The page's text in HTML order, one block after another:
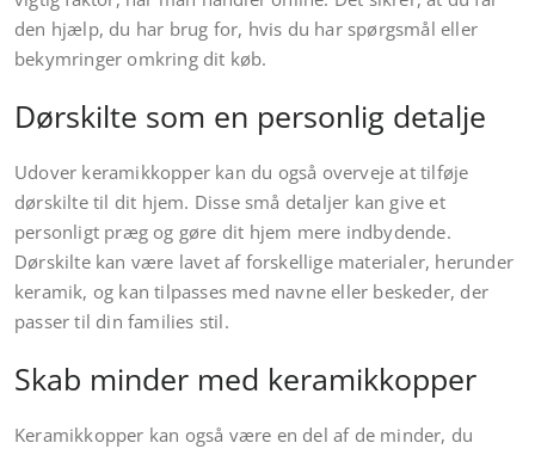
den hjælp, du har brug for, hvis du har spørgsmål eller
bekymringer omkring dit køb.
Dørskilte som en personlig detalje
Udover keramikkopper kan du også overveje at tilføje
dørskilte til dit hjem. Disse små detaljer kan give et
personligt præg og gøre dit hjem mere indbydende.
Dørskilte kan være lavet af forskellige materialer, herunder
keramik, og kan tilpasses med navne eller beskeder, der
passer til din families stil.
Skab minder med keramikkopper
Keramikkopper kan også være en del af de minder, du